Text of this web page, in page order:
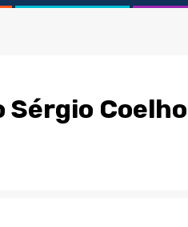
Sérgio Coelho